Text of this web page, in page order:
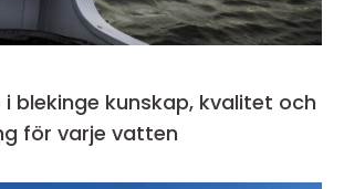
kvalitet och
för varje vatten